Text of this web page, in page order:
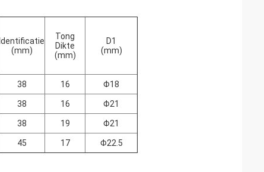
Identificatie
(mm)
Tong
Dikte
(mm)
D1
(mm)
38 16 Φ18
38 16 Φ21
38 19 Φ21
45 17 Φ22.5